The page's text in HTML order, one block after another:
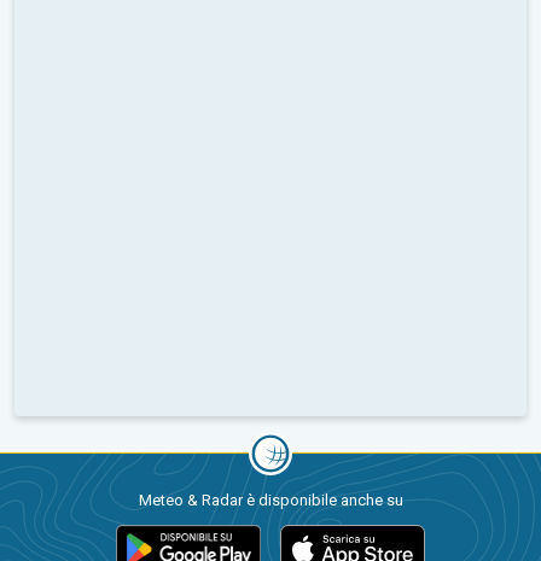
Meteo & Radar è disponibile anche su